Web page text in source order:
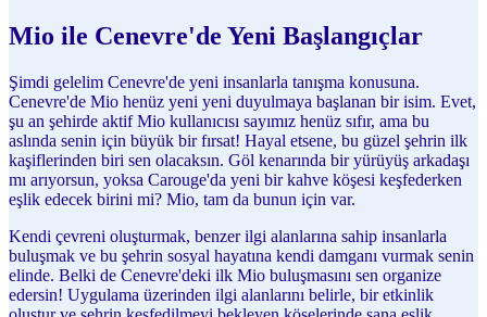
Mio ile Cenevre'de Yeni Başlangıçlar
Şimdi gelelim Cenevre'de yeni insanlarla tanışma konusuna.
Cenevre'de Mio henüz yeni yeni duyulmaya başlanan bir isim. Evet,
şu an şehirde aktif Mio kullanıcısı sayımız henüz sıfır, ama bu
aslında senin için büyük bir fırsat! Hayal etsene, bu güzel şehrin ilk
kaşiflerinden biri sen olacaksın. Göl kenarında bir yürüyüş arkadaşı
mı arıyorsun, yoksa Carouge'da yeni bir kahve köşesi keşfederken
eşlik edecek birini mi? Mio, tam da bunun için var.
Kendi çevreni oluşturmak, benzer ilgi alanlarına sahip insanlarla
buluşmak ve bu şehrin sosyal hayatına kendi damganı vurmak senin
elinde. Belki de Cenevre'deki ilk Mio buluşmasını sen organize
edersin! Uygulama üzerinden ilgi alanlarını belirle, bir etkinlik